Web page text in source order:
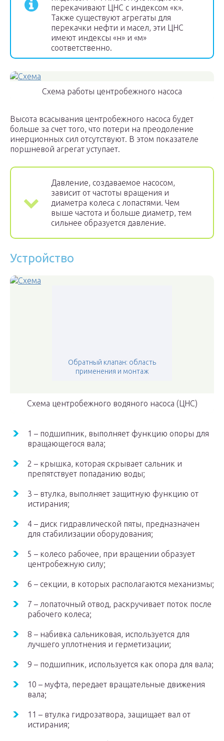
перекачивают ЦНС с индексом «к».
Также существуют агрегаты для
перекачки нефти и масел, эти ЦНС
имеют индексы «н» и «м»
соответственно.
Схема работы центробежного насоса
Высота всасывания центробежного насоса будет
больше за счет того, что потери на преодоление
инерционных сил отсутствуют. В этом показателе
поршневой агрегат уступает.
Давление, создаваемое насосом,
зависит от частоты вращения и
диаметра колеса с лопастями. Чем
выше частота и больше диаметр, тем
сильнее образуется давление.
Устройство
Обратный клапан: область
применения и монтаж
Схема центробежного водяного насоса (ЦНС)
1 – подшипник, выполняет функцию опоры для
вращающегося вала;
2 – крышка, которая скрывает сальник и
препятствует попаданию воды;
3 – втулка, выполняет защитную функцию от
истирания;
4 – диск гидравлической пяты, предназначен
для стабилизации оборудования;
5 – колесо рабочее, при вращении образует
центробежную силу;
6 – секции, в которых располагаются механизмы;
7 – лопаточный отвод, раскручивает поток после
рабочего колеса;
8 – набивка сальниковая, используется для
лучшего уплотнения и герметизации;
9 – подшипник, используется как опора для вала;
10 – муфта, передает вращательные движения
вала;
11 – втулка гидрозатвора, защищает вал от
истирания;